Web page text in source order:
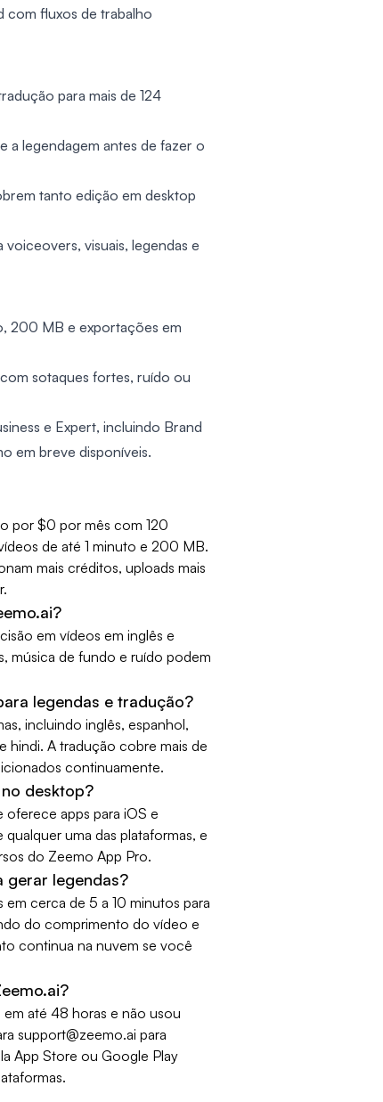
com fluxos de trabalho
para mais de 124
a legendagem antes de fazer o
tanto edição em desktop
visuais, legendas e
200 MB e exportações em
sotaques fortes, ruído ou
e Expert, incluindo Brand
em breve disponíveis.
por $0 por mês com 120
de até 1 minuto e 200 MB.
mais créditos, uploads mais
em vídeos em inglês e
música de fundo e ruído podem
legendas e tradução?
incluindo inglês, espanhol,
hindi. A tradução cobre mais de
continuamente.
desktop?
apps para iOS e
uma das plataformas, e
do Zeemo App Pro.
gerar legendas?
cerca de 5 a 10 minutos para
do comprimento do vídeo e
continua na nuvem se você
até 48 horas e não usou
support@zeemo.ai para
App Store ou Google Play